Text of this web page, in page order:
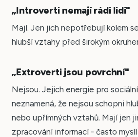
„Introverti nemají rádi lidi"
Mají. Jen jich nepotřebují kolem
hlubší vztahy před širokým
„Extroverti jsou povrchní"
Nejsou. Jejich energie pro
neznamená, že nejsou schopni
nebo upřímných vztahů. Mají jen
zpracování informací - často myslí